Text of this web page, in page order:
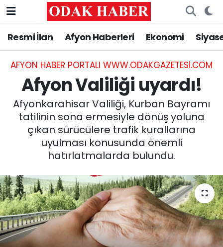
Resmi İlan Afyon Haberleri Ekonomi
AFYON HABER PORTALI WWW.ODAKGAZETESI.COM
Afyon Valiliği uyardı!
Afyonkarahisar Valiliği, Kurban Bayramı
tatilinin sona ermesiyle dönüş yoluna
çıkan sürücülere trafik kurallarına
uyulması konusunda önemli
hatırlatmalarda bulundu.
AFYONKARAHİSAR HABERLERİ
Resmi İlan
ASAYİŞ
GÜNCEL
SİYASET
MAGAZİN
SAĞLIK
SPOR
Nöbetçi Eczaneler
Hava Durumu
Trafik Durumu
Süper Lig Puan Durumu ve Fikstür
Tüm Manşetler
Haber Arşivi